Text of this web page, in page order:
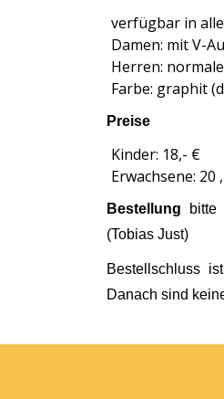
verfügbar in
Damen: mit V-
Herren:
Farbe: graphit
Preise
Kinder: 18,- €
Erwachsene: 20
Bestellung bitte
(Tobias Just)
Bestellschluss
Danach sind